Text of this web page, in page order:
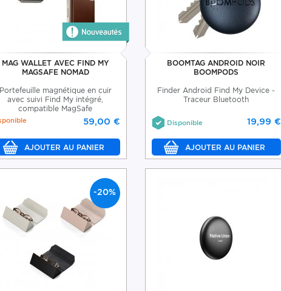
MAG WALLET AVEC FIND MY
MAGSAFE NOMAD
magnétique en cuir
avec suivi Find My intégré,
compatible MagSafe
59,00 €
BOOMTAG ANDROID NOIR
BOOMPODS
Finder Android Find My Device -
Traceur Bluetooth
19,99 €
Disponible
-20%